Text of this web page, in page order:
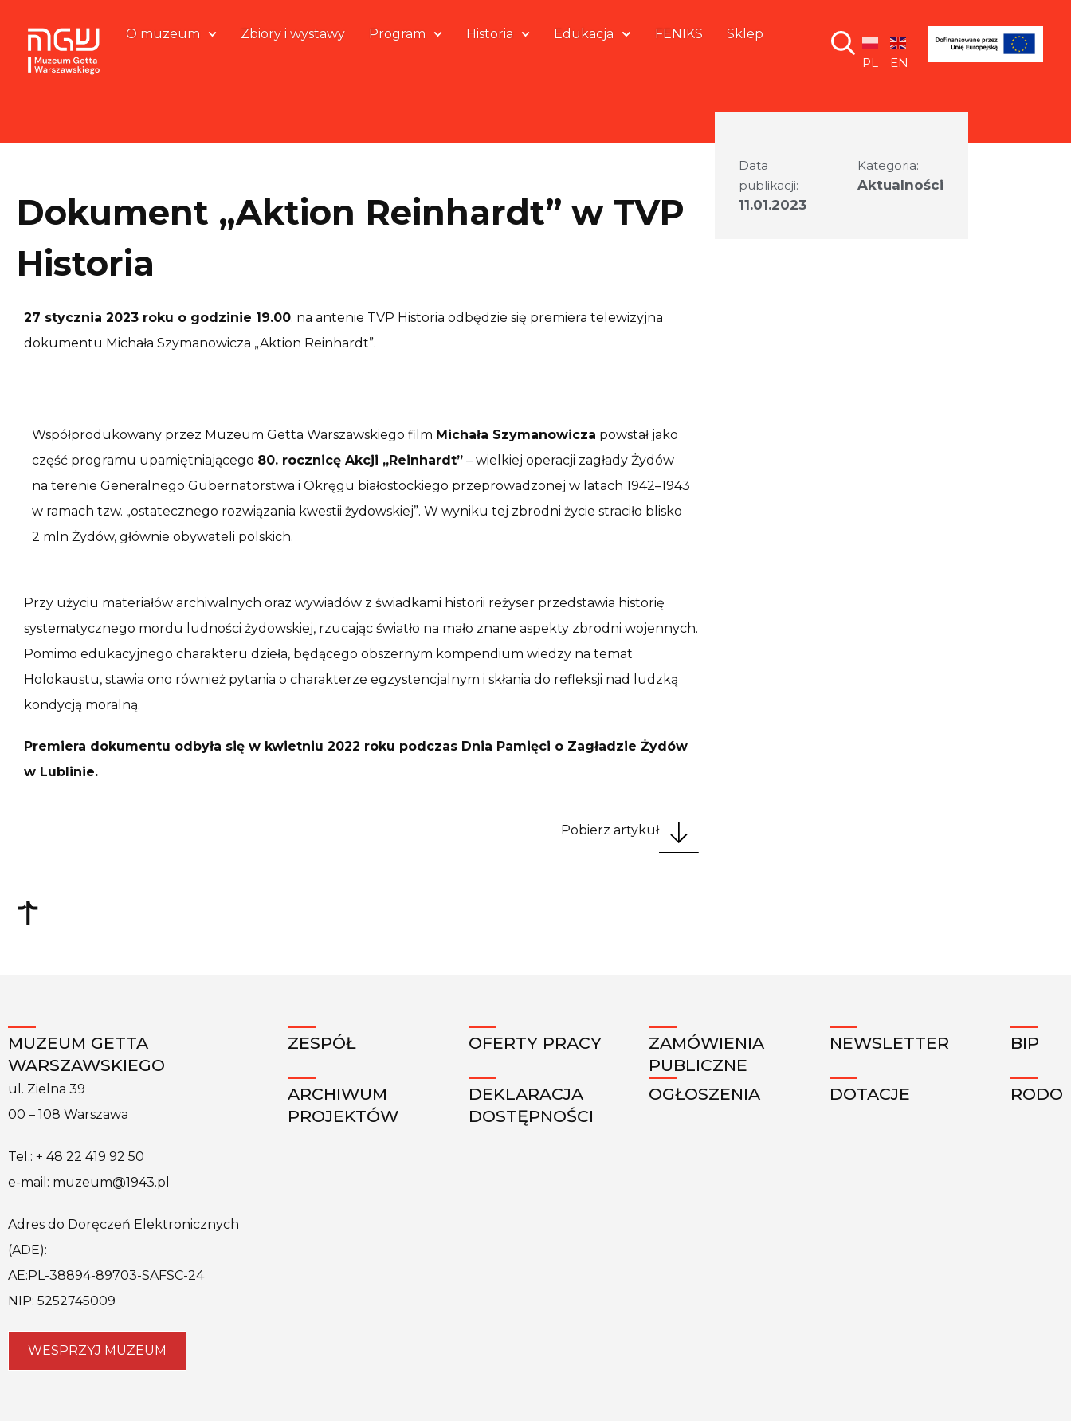
O muzeum Zbiory i wystawy Program Historia Edukacja FENIKS
Sklep
PL
EN
Dokument „Aktion Reinhardt” w TVP
Historia
27 stycznia 2023 roku o godzinie 19.00. na antenie TVP Historia odbędzie się premiera telewizyjna
dokumentu Michała Szymanowicza „Aktion Reinhardt”.
Współprodukowany przez Muzeum Getta Warszawskiego film Michała Szymanowicza powstał jako
część programu upamiętniającego 80. rocznicę Akcji „Reinhardt” – wielkiej operacji zagłady Żydów
na terenie Generalnego Gubernatorstwa i Okręgu białostockiego przeprowadzonej w latach 1942–1943
w ramach tzw. „ostatecznego rozwiązania kwestii żydowskiej”. W wyniku tej zbrodni życie straciło blisko
2 mln Żydów, głównie obywateli polskich.
Przy użyciu materiałów archiwalnych oraz wywiadów z świadkami historii reżyser przedstawia historię
systematycznego mordu ludności żydowskiej, rzucając światło na mało znane aspekty zbrodni wojennych.
Pomimo edukacyjnego charakteru dzieła, będącego obszernym kompendium wiedzy na temat
Holokaustu, stawia ono również pytania o charakterze egzystencjalnym i skłania do refleksji nad ludzką
kondycją moralną.
Premiera dokumentu odbyła się w kwietniu 2022 roku podczas Dnia Pamięci o Zagładzie Żydów
w Lublinie.
Pobierz artykuł
Data
publikacji:
11.01.2023
Kategoria:
Aktualności
MUZEUM GETTA
WARSZAWSKIEGO
ul. Zielna 39
00 – 108 Warszawa
Tel.: + 48 22 419 92 50
e-mail: muzeum@1943.pl
Adres do Doręczeń Elektronicznych
(ADE):
AE:PL-38894-89703-SAFSC-24
NIP: 5252745009
WESPRZYJ MUZEUM
ZESPÓŁ
ARCHIWUM
PROJEKTÓW
OFERTY PRACY
DEKLARACJA
DOSTĘPNOŚCI
ZAMÓWIENIA
PUBLICZNE
OGŁOSZENIA
NEWSLETTER
DOTACJE
BIP
RODO